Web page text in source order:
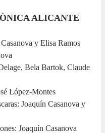
ALICANTE
y Elisa Ramos
Bela Bartok, Claude
López-Montes
Joaquín Casanova y
Joaquín Casanova